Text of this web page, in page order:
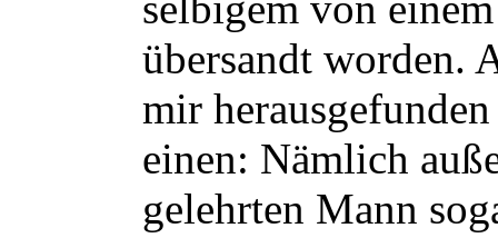
übersandt worden.
mir
einen: Nämlich
gelehrten Mann